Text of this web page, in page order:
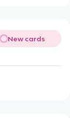
New cards